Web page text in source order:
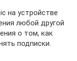
на устройстве
любой другой
о том, как
подписки.